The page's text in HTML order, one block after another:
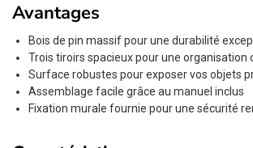
Avantages
Bois de pin massif pour une durabilité
Trois tiroirs spacieux pour une organisation
Surface robustes pour exposer vos objets
Assemblage facile grâce au manuel inclus
Fixation murale fournie pour une sécurité